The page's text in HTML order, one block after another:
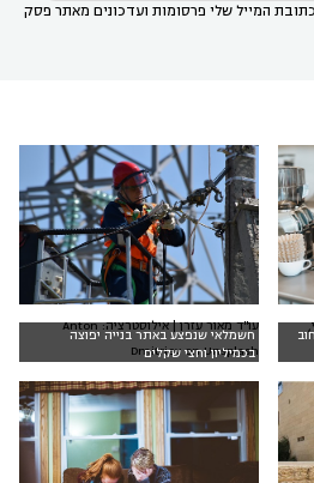
המייל שלי פרסומות ועדכונים מאתר פסק
חשמלאי שנפצע באתר בנייה יפוצה
בכמיליון וחצי שקלים
עו"ד מאור עזרן | אילוסטרציה: Anton
Dmitriev on Unsplash